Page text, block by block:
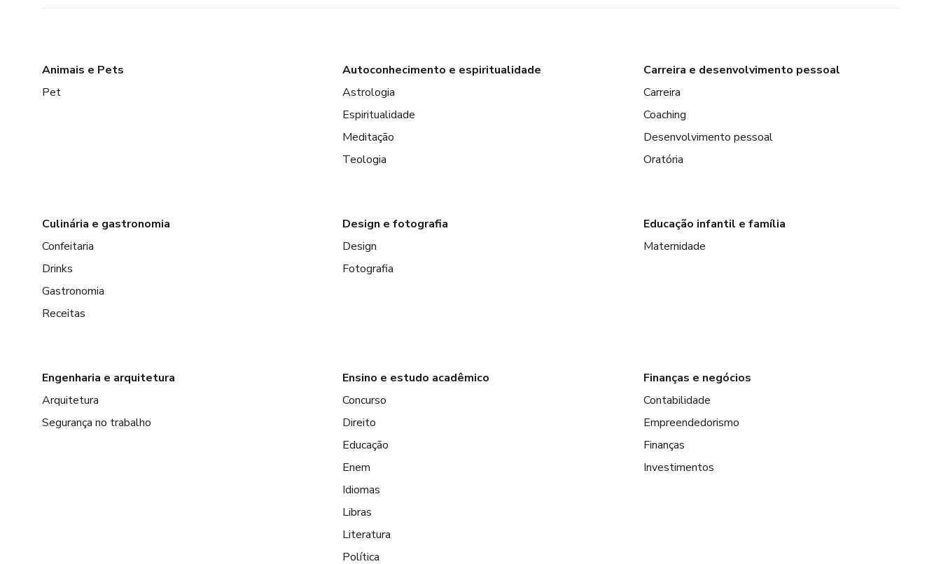
Animais e Pets
Pet
Autoconhecimento e espiritualidade
Astrologia
Espiritualidade
Meditação
Teologia
Carreira e desenvolvimento pessoal
Carreira
Coaching
Desenvolvimento pessoal
Oratória
Culinária e gastronomia
Confeitaria
Drinks
Gastronomia
Receitas
Design e fotografia
Design
Fotografia
Educação infantil e família
Maternidade
Engenharia e arquitetura
Arquitetura
Segurança no trabalho
Ensino e estudo acadêmico
Concurso
Direito
Educação
Enem
Idiomas
Libras
Literatura
Política
Finanças e negócios
Contabilidade
Empreendedorismo
Finanças
Investimentos